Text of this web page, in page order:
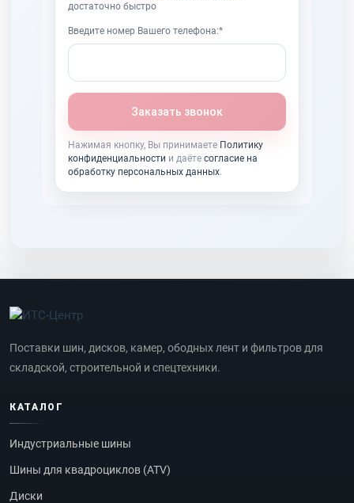
достаточно быстро
Введите номер Вашего телефона:*
Заказать звонок
Нажимая кнопку, Вы принимаете Политику
конфиденциальности и даёте согласие на
обработку персональных данных.
Поставки шин, дисков, камер, ободных лент и фильтров для
складской, строительной и спецтехники.
КАТАЛОГ
Индустриальные шины
Шины для квадроциклов (ATV)
Диски